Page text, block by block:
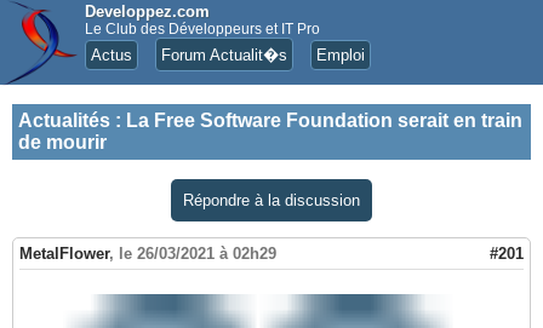
Developpez.com
Le Club des Développeurs et IT Pro
Actus Forum Actualit�s Emploi
Actualités : La Free Software Foundation serait en train
de mourir
Répondre à la discussion
MetalFlower, le 26/03/2021 à 02h29 #201